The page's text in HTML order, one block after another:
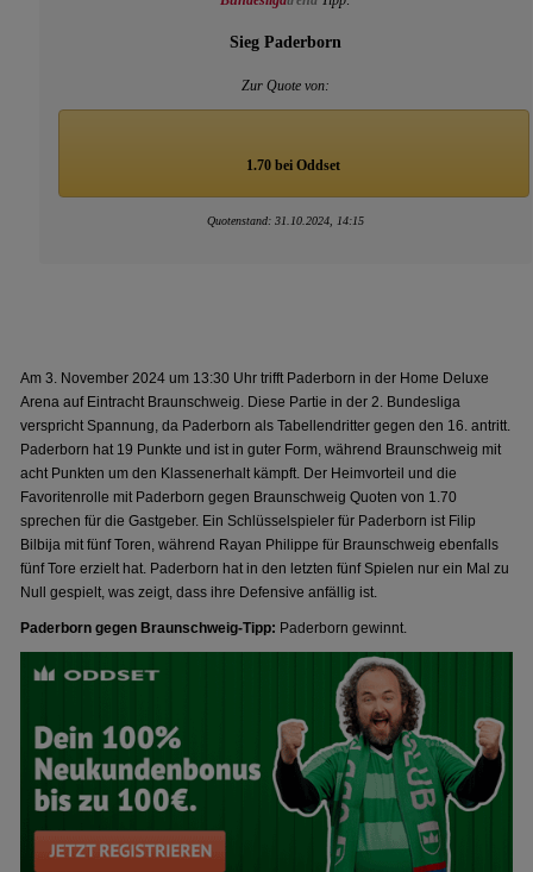
Sieg Paderborn
Zur Quote von:
1.70 bei Oddset
Quotenstand: 31.10.2024, 14:15
Am 3. November 2024 um 13:30 Uhr trifft Paderborn in der Home Deluxe
Arena auf Eintracht Braunschweig. Diese Partie in der 2. Bundesliga
verspricht Spannung, da Paderborn als Tabellendritter gegen den 16. antritt.
Paderborn hat 19 Punkte und ist in guter Form, während Braunschweig mit
acht Punkten um den Klassenerhalt kämpft. Der Heimvorteil und die
Favoritenrolle mit Paderborn gegen Braunschweig Quoten von 1.70
sprechen für die Gastgeber. Ein Schlüsselspieler für Paderborn ist Filip
Bilbija mit fünf Toren, während Rayan Philippe für Braunschweig ebenfalls
fünf Tore erzielt hat. Paderborn hat in den letzten fünf Spielen nur ein Mal zu
Null gespielt, was zeigt, dass ihre Defensive anfällig ist.
Paderborn gegen Braunschweig-Tipp: Paderborn gewinnt.